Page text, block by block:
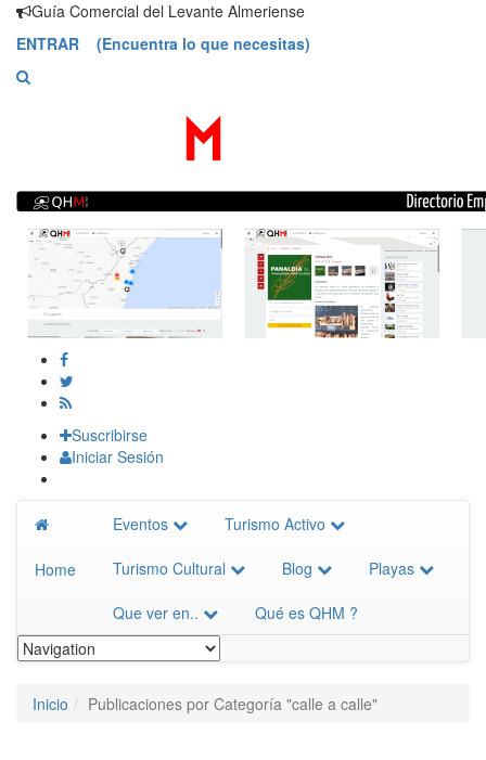
SaltarGuía Comercial del Levante Almeriense
ENTRAR (Encuentra lo que necesitas)
Suscribirse
Iniciar Sesión
Home
Eventos Turismo Activo
Turismo Cultural Blog Playas
Que ver en.. Qué es QHM ?
Inicio Publicaciones por Categoría "calle a calle"